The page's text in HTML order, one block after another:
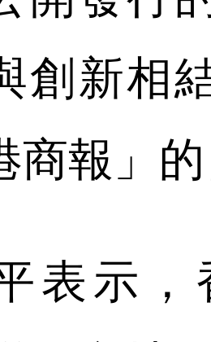
創新相
商報」
表示，